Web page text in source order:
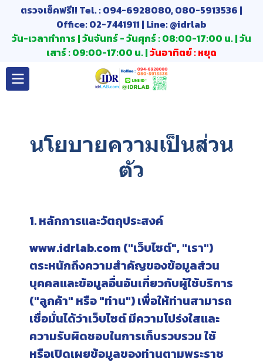
ตรวจเช็คฟรี!! Tel. : 094-6928080, 080-5913536 |
Office: 02-7441911 | Line: @idrlab
วัน-เวลาทำการ | วันจันทร์ - วันศุกร์ : 08:00-17:00 น. | วัน
เสาร์ : 09:00-17:00 น. |วันอาทิตย์ : หยุด
นโยบายความเป็นส่วน
ตัว
1. หลักการและวัตถุประสงค์
www.idrlab.com ("เว็บไซต์", "เรา")
ตระหนักถึงความสำคัญของข้อมูลส่วน
บุคคลและข้อมูลอื่นอันเกี่ยวกับผู้ใช้บริการ
("ลูกค้า" หรือ "ท่าน") เพื่อให้ท่านสามารถ
เชื่อมั่นได้ว่าเว็บไซต์ มีความโปร่งใสและ
ความรับผิดชอบในการเก็บรวบรวม ใช้
หรือเปิดเผยข้อมูลของท่านตามพระราช